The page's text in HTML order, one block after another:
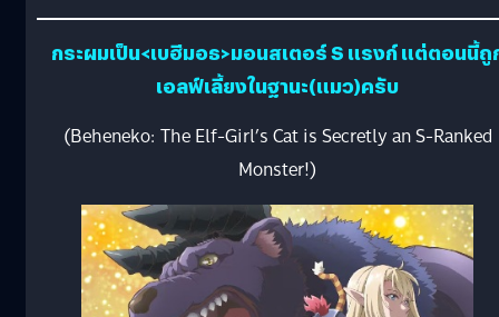
กระผมเป็น<เบฮีมอธ>มอนสเตอร์ S แรงก์ แต่ตอนนี้ถู
เอลฟ์เลี้ยงในฐานะ(แมว)ครับ
(Beheneko: The Elf-Girl’s Cat is Secretly an S-Ranked
Monster!)